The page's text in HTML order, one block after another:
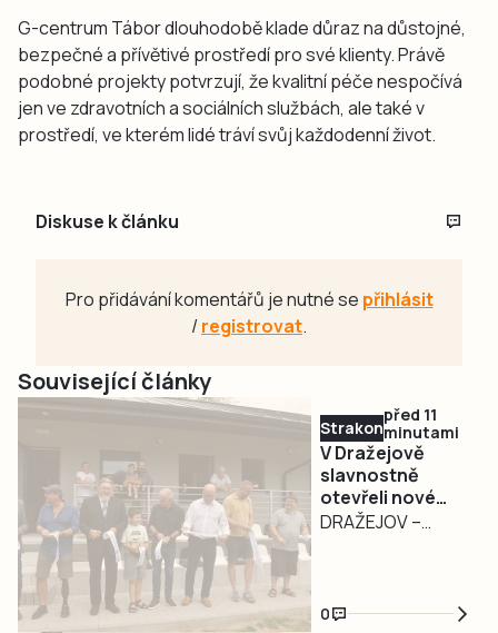
G-centrum Tábor dlouhodobě klade důraz na důstojné,
bezpečné a přívětivé prostředí pro své klienty. Právě
podobné projekty potvrzují, že kvalitní péče nespočívá
jen ve zdravotních a sociálních službách, ale také v
prostředí, ve kterém lidé tráví svůj každodenní život.
Diskuse k článku
Pro přidávání komentářů je nutné se přihlásit
/registrovat.
Související články
Strakonicko
před 11
minutami
V Dražejově
slavnostně
otevřeli nové
fotbalové
DRAŽEJOV –
dočkal významné
0